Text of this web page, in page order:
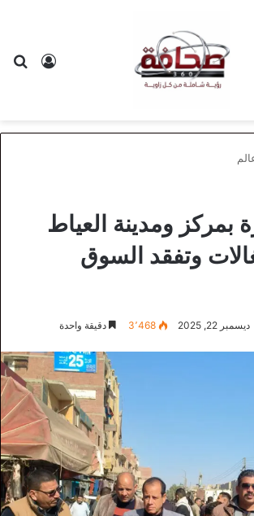
بمركز ومدينة العياط
وتفقد السوق
ديسمبر 22, 2025 3٬468 دقيقة واحدة